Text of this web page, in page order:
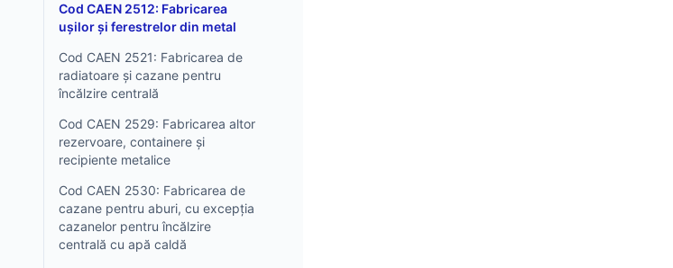
Cod CAEN 2512: Fabricarea
ușilor și ferestrelor din metal
Cod CAEN 2521: Fabricarea de
radiatoare și cazane pentru
încălzire centrală
Cod CAEN 2529: Fabricarea altor
rezervoare, containere și
recipiente metalice
Cod CAEN 2530: Fabricarea de
cazane pentru aburi, cu excepția
cazanelor pentru încălzire
centrală cu apă caldă